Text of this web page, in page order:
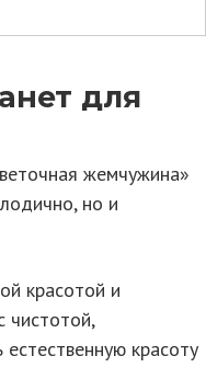
для
жемчужина»
но и
красотой и
чистотой,
красоту